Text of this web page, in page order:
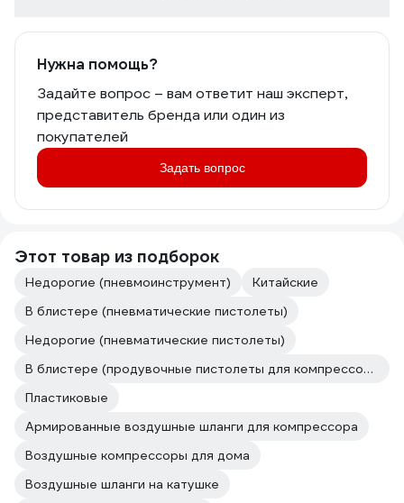
Нужна помощь?
Задайте вопрос – вам ответит наш эксперт,
представитель бренда или один из
покупателей
Задать вопрос
Этот товар из подборок
Недорогие (пневмоинструмент)
Китайские
В блистере (пневматические пистолеты)
Недорогие (пневматические пистолеты)
В блистере (продувочные пистолеты для компрессоров)
Пластиковые
Армированные воздушные шланги для компрессора
Воздушные компрессоры для дома
Воздушные шланги на катушке